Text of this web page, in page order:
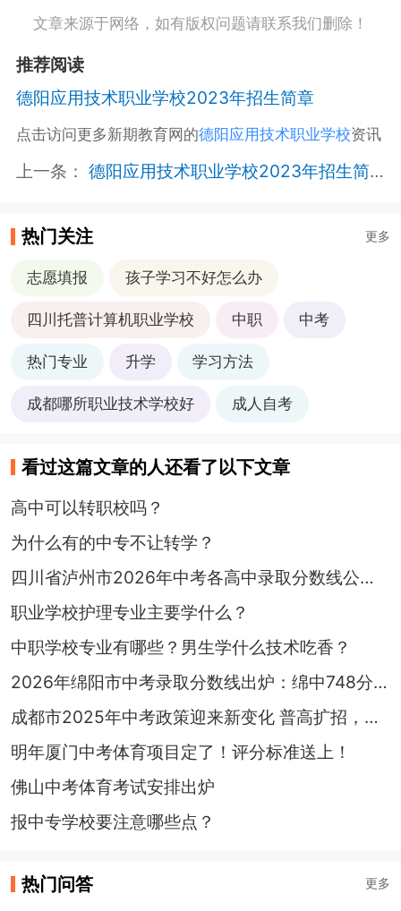
文章来源于网络，如有版权问题请联系我们删除！
推荐阅读
德阳应用技术职业学校2023年招生简章
点击访问更多新期教育网的德阳应用技术职业学校资讯
上一条： 德阳应用技术职业学校2023年招生简章
热门关注 更多
志愿填报 孩子学习不好怎么办
四川托普计算机职业学校 中职 中考
热门专业 升学 学习方法
成都哪所职业技术学校好 成人自考
看过这篇文章的人还看了以下文章
高中可以转职校吗？
为什么有的中专不让转学？
四川省泸州市2026年中考各高中录取分数线公布！
职业学校护理专业主要学什么？
中职学校专业有哪些？男生学什么技术吃香？
2026年绵阳市中考录取分数线出炉：绵中748分、南山736分
成都市2025年中考政策迎来新变化 普高扩招，取消“省重线”
明年厦门中考体育项目定了！评分标准送上！
佛山中考体育考试安排出炉
报中专学校要注意哪些点？
热门问答 更多